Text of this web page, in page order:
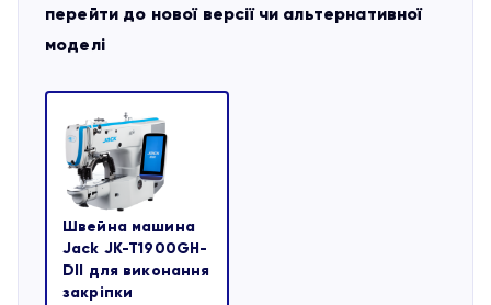
перейти до нової версії чи альтернативної
моделі
Швейна машина
Jack JK-T1900GH-
DII для виконання
закріпки